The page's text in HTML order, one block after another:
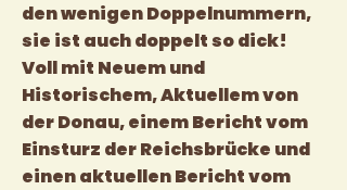
den wenigen Doppelnummern,
sie ist auch doppelt so dick!
Voll mit Neuem und
Historischem, Aktuellem von
der Donau, einem Bericht vom
Einsturz der Reichsbrücke und
einen aktuellen Bericht vom